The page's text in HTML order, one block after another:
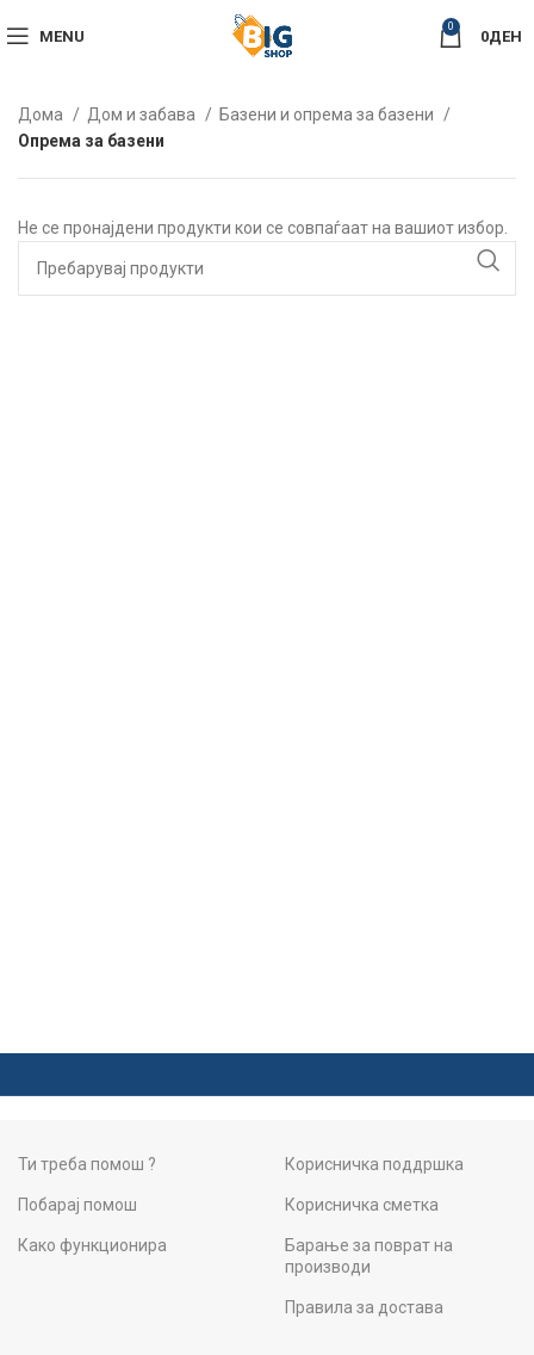
MENU
0
0ДЕН
Дома Дом и забава
Базени и опрема за базени
Опрема за базени
Не се пронајдени продукти кои се совпаѓаат на вашиот избор.
Ти треба помош ?
Побарај помош
Како функционира
Корисничка поддршка
Корисничка сметка
Барање за поврат на
производи
Правила за достава